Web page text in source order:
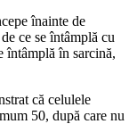
înainte de
ce se întâmplă cu
întâmplă în sarcină,
că celulele
50, după care nu